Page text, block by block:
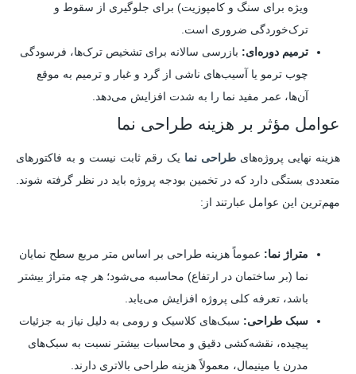
ویژه برای سنگ و کامپوزیت) برای جلوگیری از سقوط و
ترک‌خوردگی ضروری است.
ترمیم دوره‌ای: بازرسی سالانه برای تشخیص ترک‌ها، فرسودگی
چوب ترمو یا آسیب‌های ناشی از گرد و غبار و ترمیم به موقع
آن‌ها، عمر مفید نما را به شدت افزایش می‌دهد.
عوامل مؤثر بر هزینه طراحی نما
هزینه نهایی پروژه‌های طراحی نما یک رقم ثابت نیست و به فاکتورهای
متعددی بستگی دارد که در تخمین بودجه پروژه باید در نظر گرفته شوند.
مهم‌ترین این عوامل عبارتند از:
متراژ نما: عموماً هزینه طراحی بر اساس متر مربع سطح نمایان
نما (بر ساختمان در ارتفاع) محاسبه می‌شود؛ هر چه متراژ بیشتر
باشد، تعرفه کلی پروژه افزایش می‌یابد.
سبک طراحی: سبک‌های کلاسیک و رومی به دلیل نیاز به جزئیات
پیچیده، نقشه‌کشی دقیق و محاسبات بیشتر نسبت به سبک‌های
مدرن یا مینیمال، معمولاً هزینه طراحی بالاتری دارند.